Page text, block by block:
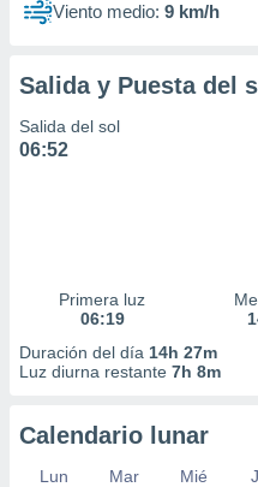
Viento medio: 9 km/h
Salida y Puesta del
Salida del sol
06:52
Primera luz
06:19
Duración del día 14h 27m
Luz diurna restante 7h 8m
Calendario lunar
Lun Mar Mié